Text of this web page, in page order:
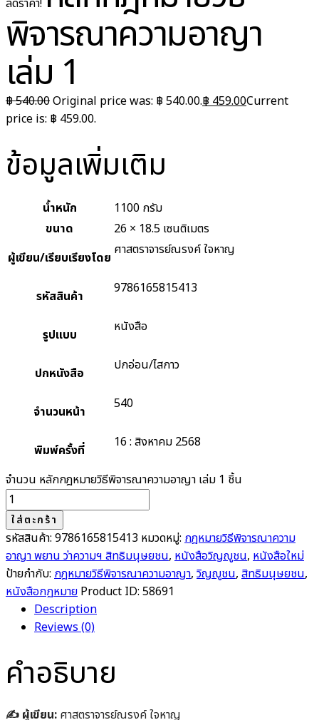
พิจารณาความอาญา
เล่ม 1
฿540.00Original price was: ฿ 540.00.฿ 459.00Current
price is: ฿ 459.00.
ข้อมูลเพิ่มเติม
น้ำหนัก
1100 กรัม
ขนาด
26 × 18.5 เซนติเมตร
ผู้เขียน/เรียบเรียงโดย ศาสตราจารย์ณรงค์ ใจหาญ
รหัสสินค้า 9786165815413
รูปแบบ หนังสือ
ปกหนังสือ ปกอ่อน/ไสกาว
จำนวนหน้า 540
พิมพ์ครั้งที่ 16 : สิงหาคม 2568
จำนวน หลักกฎหมายวิธีพิจารณาความอาญา เล่ม 1 ชิ้น
ใส่ตะกร้า
รหัสสินค้า: 9786165815413 หมวดหมู่: กฎหมายวิธีพิจารณาความ
อาญา พยาน ว่าความฯ สิทธิมนุษยชน, หนังสือวิญญูชน, หนังสือใหม่
ป้ายกำกับ: กฎหมายวิธีพิจารณาความอาญา, วิญญูชน, สิทธิมนุษยชน,
หนังสือกฏหมาย Product ID: 58691
Description
Reviews (0)
คำอธิบาย
✍️ ผู้เขียน: ศาสตราจารย์ณรงค์ ใจหาญ